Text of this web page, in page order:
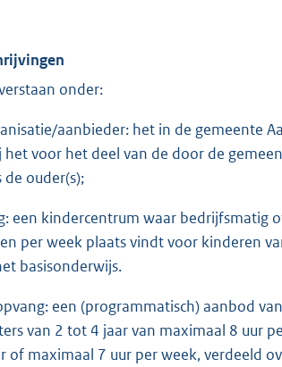
onder:
aanbieder: het in de gemeente
voor het deel van de door de
ouder(s);
een kindercentrum waar bedrijfsmatig
per week plaats vindt voor kinderen
basisonderwijs.
een (programmatisch) aanbod
van 2 tot 4 jaar van maximaal 8 uur
of maximaal 7 uur per week, verdeeld